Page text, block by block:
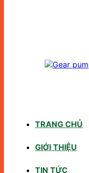
TRANG CHỦ
GIỚI THIỆU
TIN TỨC